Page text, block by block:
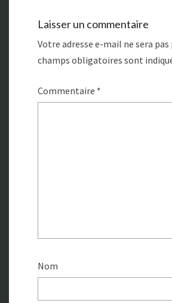
Laisser un commentaire
Votre adresse e-mail ne sera pas
champs obligatoires sont
Commentaire *
Nom